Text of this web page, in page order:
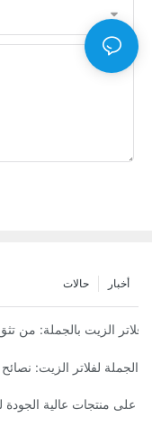
أخبار حالات
أفضل
الزيت بالجملة: من
اختيار فلتر
الجملة لفلاتر الزيت:
تسليط الضوء على
على منتجات عالية الجودة